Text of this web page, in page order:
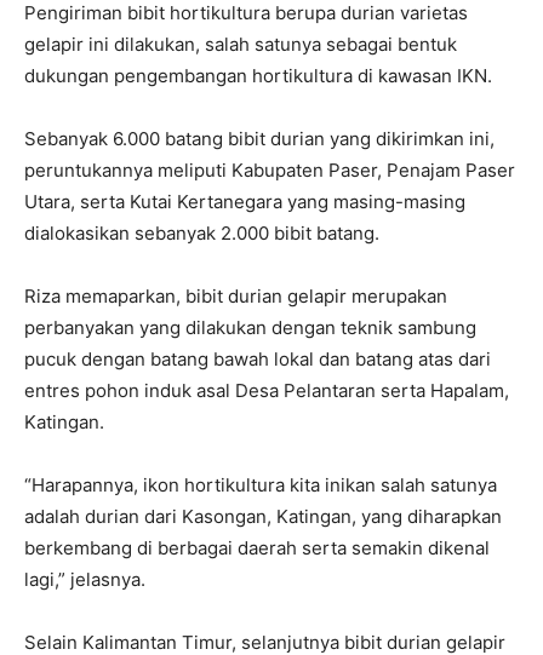
Pengiriman bibit hortikultura berupa durian varietas
gelapir ini dilakukan, salah satunya sebagai bentuk
dukungan pengembangan hortikultura di kawasan IKN.
Sebanyak 6.000 batang bibit durian yang dikirimkan ini,
peruntukannya meliputi Kabupaten Paser, Penajam Paser
Utara, serta Kutai Kertanegara yang masing-masing
dialokasikan sebanyak 2.000 bibit batang.
Riza memaparkan, bibit durian gelapir merupakan
perbanyakan yang dilakukan dengan teknik sambung
pucuk dengan batang bawah lokal dan batang atas dari
entres pohon induk asal Desa Pelantaran serta Hapalam,
Katingan.
“Harapannya, ikon hortikultura kita inikan salah satunya
adalah durian dari Kasongan, Katingan, yang diharapkan
berkembang di berbagai daerah serta semakin dikenal
lagi,” jelasnya.
Selain Kalimantan Timur, selanjutnya bibit durian gelapir